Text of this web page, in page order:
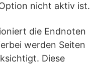
nicht aktiv ist.
die Endnoten
werden Seiten
Diese